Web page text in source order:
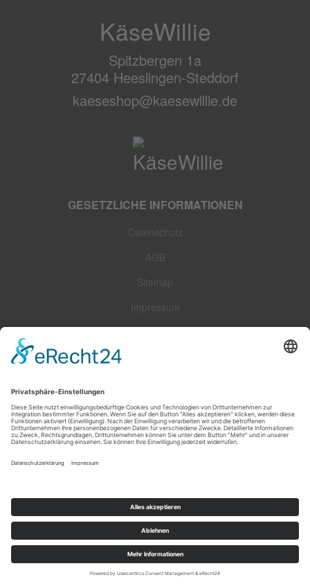
KäseWillie
Spitzbergen 1a
27404 Heeslingen-Steddorf
kaeseshop@kaesewillie.de
GESETZLICHE INFORMATIONEN
Datenschutz
AGB
Sitemap
Impressum
Versandoptionen
*Alle Preise in Euro inkl. gesetzlicher USt., zzgl.Versand
Hintergrund auf Deteilseite von Fotolia.
Alle weiteren Bilder sind Eigentum von Carla Leushuis.
Powered by
JTL-Shop